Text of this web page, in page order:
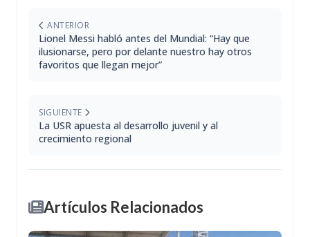
ANTERIOR
Lionel Messi habló antes del Mundial: “Hay que
ilusionarse, pero por delante nuestro hay otros
favoritos que llegan mejor”
SIGUIENTE
La USR apuesta al desarrollo juvenil y al
crecimiento regional
Artículos Relacionados